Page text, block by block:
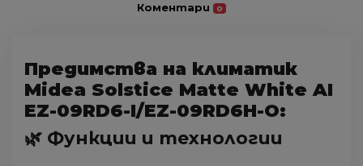
Коментари 0
Предимства на климатик
Midea Solstice Matte White AI
EZ-09RD6-I/EZ-09RD6H-O:
🌿 Функции и технологии